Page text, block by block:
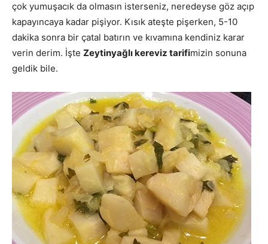
çok yumuşacık da olmasın isterseniz, neredeyse göz açıp
kapayıncaya kadar pişiyor. Kısık ateşte pişerken, 5-10
dakika sonra bir çatal batırın ve kıvamına kendiniz karar
verin derim. İşte Zeytinyağlı kereviz tarifimizin sonuna
geldik bile.